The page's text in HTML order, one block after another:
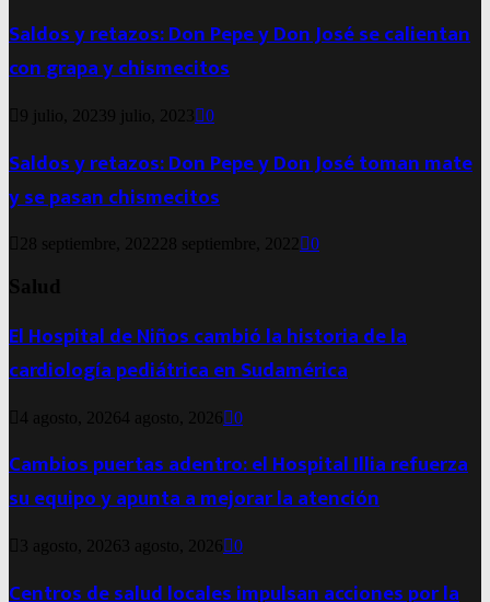
Saldos y retazos: Don Pepe y Don José se calientan
con grapa y chismecitos
9 julio, 20239 julio, 2023 0
Saldos y retazos: Don Pepe y Don José toman mate
y se pasan chismecitos
28 septiembre, 202228 septiembre, 2022 0
Salud
El Hospital de Niños cambió la historia de la
cardiología pediátrica en Sudamérica
4 agosto, 20264 agosto, 2026 0
Cambios puertas adentro: el Hospital Illia refuerza
su equipo y apunta a mejorar la atención
3 agosto, 2026 3 agosto, 2026 0
Centros de salud locales impulsan acciones por la